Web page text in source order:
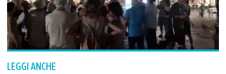
LEGGI ANCHE